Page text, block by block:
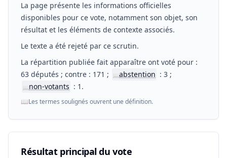
La page présente les informations officielles
disponibles pour ce vote, notamment son objet, son
résultat et les éléments de contexte associés.
Le texte a été rejeté par ce scrutin.
La répartition publiée fait apparaître ont voté pour :
63 députés ; contre : 171 ;
📖abstention : 3 ;
📖non-votants : 1.
📖Les termes soulignés ouvrent une définition.
Résultat principal du vote